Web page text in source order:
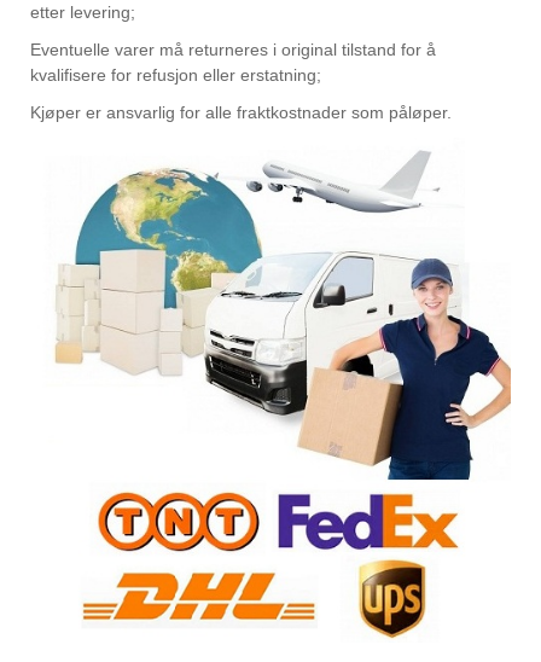
etter levering;
Eventuelle varer må returneres i original tilstand for å
kvalifisere for refusjon eller erstatning;
Kjøper er ansvarlig for alle fraktkostnader som påløper.